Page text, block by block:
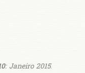
: Janeiro 2015.